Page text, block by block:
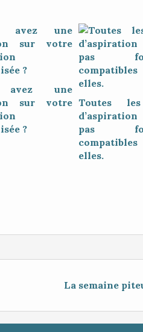
avez une
sur votre
?
Toutes
pas
elles.
La semaine